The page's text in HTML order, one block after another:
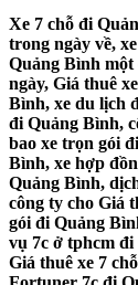
Xe 7 chỗ đi
trong ngày về,
Quảng Bình một
ngày, Giá thuê
Bình, xe du lịch
đi Quảng Bình,
bao xe trọn gói
Bình, xe hợp
Quảng Bình,
công ty cho Giá
gói đi Quảng
vụ 7c ở tphcm đi
Giá thuê xe 7